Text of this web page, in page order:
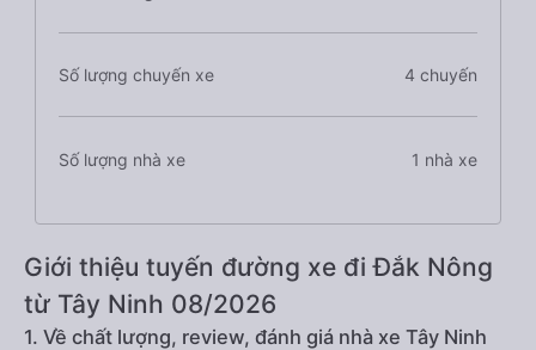
Số lượng chuyến xe 4 chuyến
Số lượng nhà xe 1 nhà xe
Giới thiệu tuyến đường xe đi Đắk Nông
từ Tây Ninh 08/2026
1. Về chất lượng, review, đánh giá nhà xe Tây Ninh